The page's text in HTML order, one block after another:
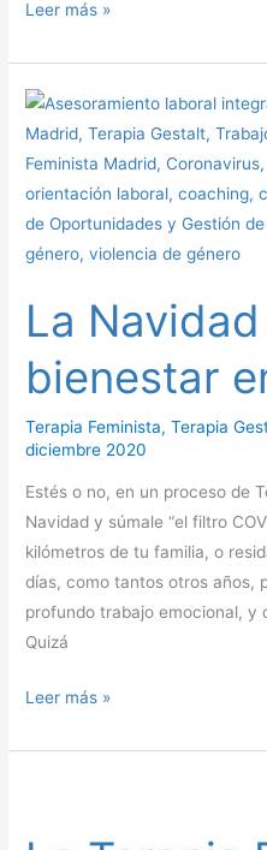
Leer más »
La
bienestar
Terapia Feminista,Terapia
diciembre 2020
Estés o no, en un proceso de
Navidad y súmale “el filtro
kilómetros de tu familia, o
días, como tantos otros años,
profundo trabajo emocional, y
Quizá
La
Navidad
y
tu
bienestar
emocional
Leer más »